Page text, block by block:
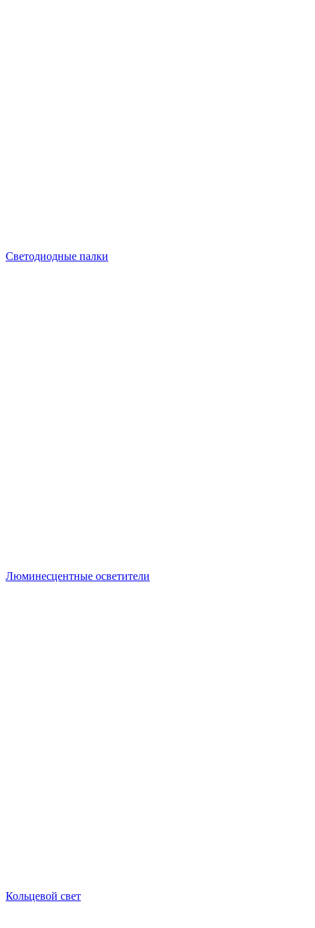
Светодиодные палки
Люминесцентные осветители
Кольцевой свет